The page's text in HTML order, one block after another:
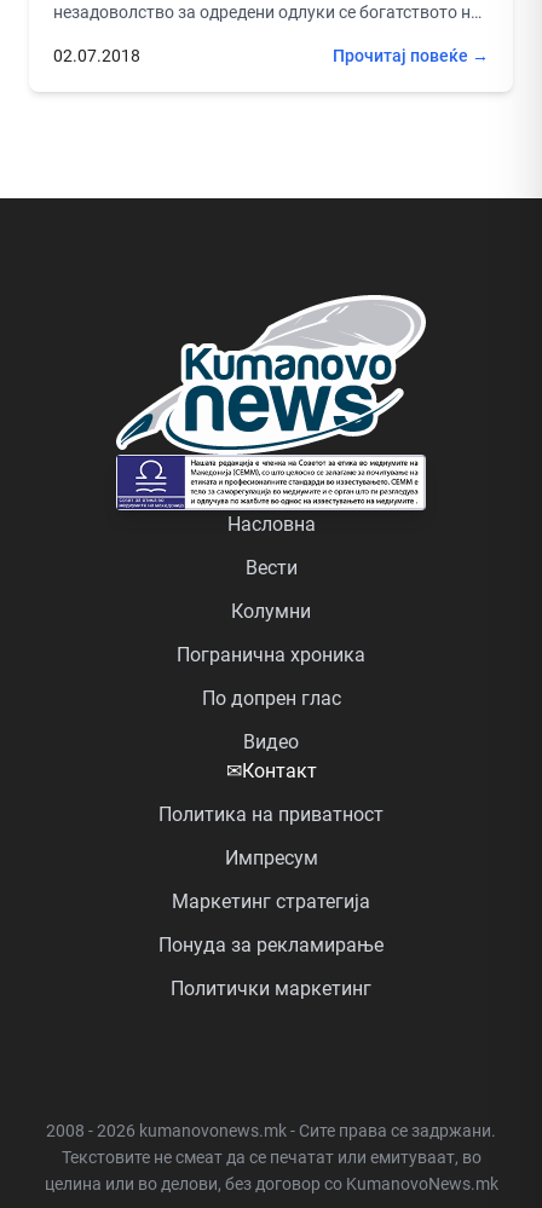
незадоволство за одредени одлуки се богатството на
ставови...
02.07.2018 Прочитај повеќе →
Насловна
Вести
Колумни
Погранична хроника
По допрен глас
Видео
✉Контакт
Политика на приватност
Импресум
Маркетинг стратегија
Понуда за рекламирање
Политички маркетинг
2008 - 2026 kumanovonews.mk - Сите права се задржани.
Текстовите не смеат да се печатат или емитуваат, во
целина или во делови, без договор со KumanovoNews.mk